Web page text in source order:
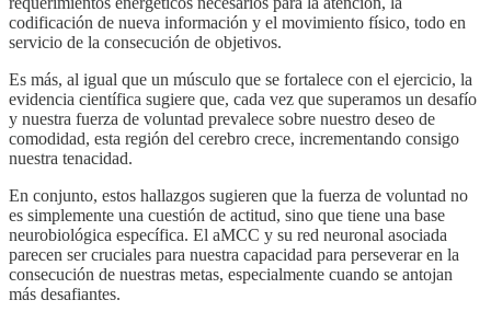
codificación de nueva información y el movimiento físico, todo en
servicio de la consecución de objetivos.
Es más, al igual que un músculo que se fortalece con el ejercicio, la
evidencia científica sugiere que, cada vez que superamos un desafío
y nuestra fuerza de voluntad prevalece sobre nuestro deseo de
comodidad, esta región del cerebro crece, incrementando consigo
nuestra tenacidad.
En conjunto, estos hallazgos sugieren que la fuerza de voluntad no
es simplemente una cuestión de actitud, sino que tiene una base
neurobiológica específica. El aMCC y su red neuronal asociada
parecen ser cruciales para nuestra capacidad para perseverar en la
consecución de nuestras metas, especialmente cuando se antojan
más desafiantes.